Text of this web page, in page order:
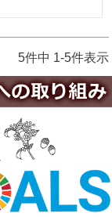
5件中 1-5件表示